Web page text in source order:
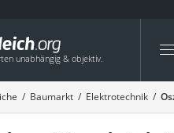
Die
Baumarkt Elektrotechnik